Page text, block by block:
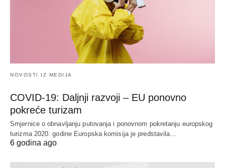
NOVOSTI IZ MEDIJA
COVID-19: Daljnji razvoji – EU ponovno
pokreće turizam
Smjernice o obnavljanju putovanja i ponovnom pokretanju europskog
turizma 2020. godine Europska komisija je predstavila…
6 godina ago